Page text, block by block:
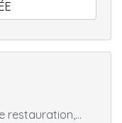
restauration,...